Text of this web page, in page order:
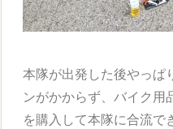
本隊が出発した後やっぱ
ンがかからず、バイク用
を購入して本隊に合流で